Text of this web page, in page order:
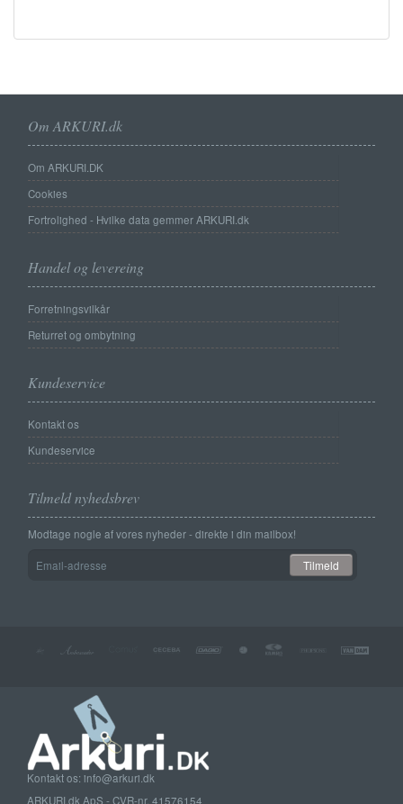
Om ARKURI.dk
Om ARKURI.DK
Cookies
Fortrolighed - Hvilke data gemmer ARKURI.dk
Handel og levereing
Forretningsvilkår
Returret og ombytning
Kundeservice
Kontakt os
Kundeservice
Tilmeld nyhedsbrev
Modtage nogle af vores nyheder - direkte i din mailbox!
adresse
Tilmeld
Kontakt os: info@arkuri.dk
ARKURI.dk ApS - CVR-nr. 41576154